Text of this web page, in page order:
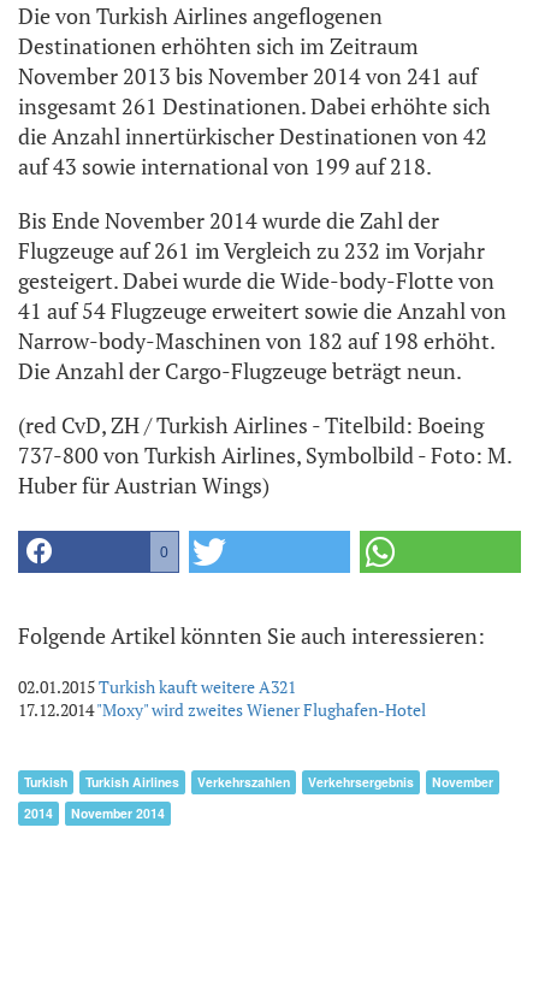
Die von Turkish Airlines angeflogenen
Destinationen erhöhten sich im Zeitraum
November 2013 bis November 2014 von 241 auf
insgesamt 261 Destinationen. Dabei erhöhte sich
die Anzahl innertürkischer Destinationen von 42
auf 43 sowie international von 199 auf 218.
Bis Ende November 2014 wurde die Zahl der
Flugzeuge auf 261 im Vergleich zu 232 im Vorjahr
gesteigert. Dabei wurde die Wide-body-Flotte von
41 auf 54 Flugzeuge erweitert sowie die Anzahl von
Narrow-body-Maschinen von 182 auf 198 erhöht.
Die Anzahl der Cargo-Flugzeuge beträgt neun.
(red CvD, ZH / Turkish Airlines - Titelbild: Boeing
737-800 von Turkish Airlines, Symbolbild - Foto: M.
Huber für Austrian Wings)
0
Folgende Artikel könnten Sie auch interessieren:
02.01.2015Turkish kauft weitere A321
17.12.2014"Moxy" wird zweites Wiener Flughafen-Hotel
Turkish Turkish Airlines Verkehrszahlen Verkehrsergebnis
November
2014
November 2014